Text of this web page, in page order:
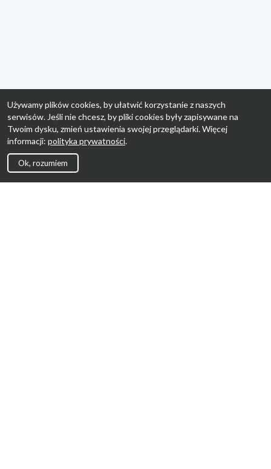
Używamy plików cookies, by ułatwić korzystanie z naszych
serwisów. Jeśli nie chcesz, by pliki cookies były zapisywane na
Twoim dysku, zmień ustawienia swojej przeglądarki. Więcej
informacji: polityka prywatności.
Ok, rozumiem